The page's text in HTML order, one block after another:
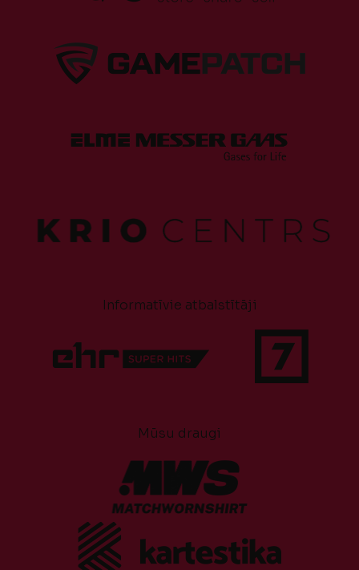
Informatīvie atbalstītāji
Mūsu draugi